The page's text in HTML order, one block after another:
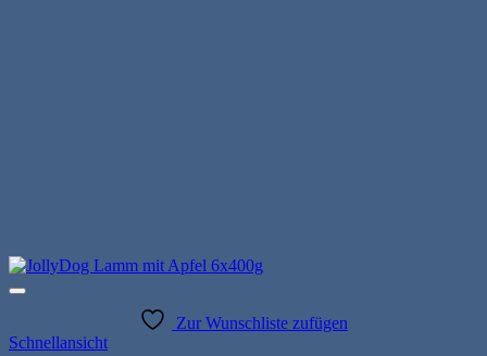
Zur Wunschliste zufügen
Schnellansicht